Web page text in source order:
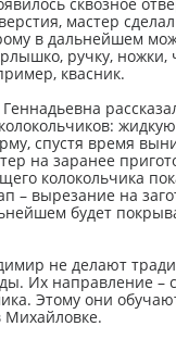
мастер
в дальнейшем
ручку, ножки,
квасник.
спустя время
на заранее
колокольчика
– вырезание на
будет
не делают
Их направление –
Этому они
Михайловке.